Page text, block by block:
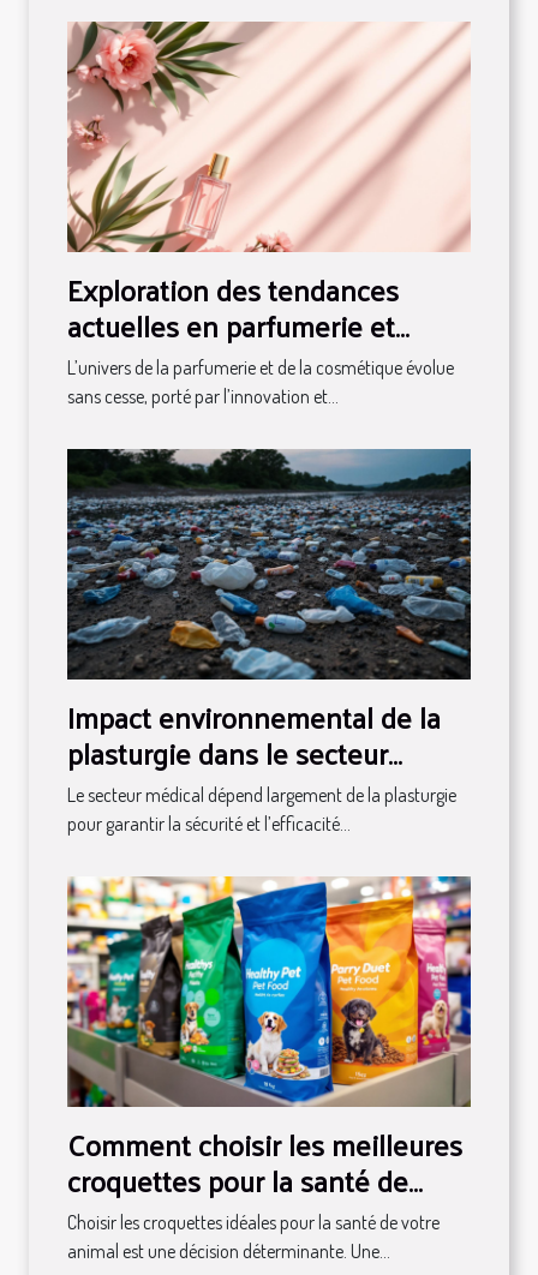
Exploration des tendances
actuelles en parfumerie et
cosmétique
L’univers de la parfumerie et de la cosmétique évolue
sans cesse, porté par l’innovation et...
Impact environnemental de la
plasturgie dans le secteur
médical
Le secteur médical dépend largement de la plasturgie
pour garantir la sécurité et l’efficacité...
Comment choisir les meilleures
croquettes pour la santé de
votre animal ?
Choisir les croquettes idéales pour la santé de votre
animal est une décision déterminante. Une...